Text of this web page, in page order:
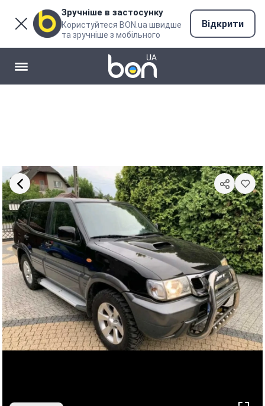
Зручніше в застосунку
Користуйтеся BON.ua швидше
та зручніше з мобільного
Відкрити